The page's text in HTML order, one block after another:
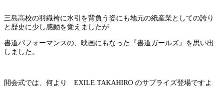
三島高校の羽織袴に水引を背負う姿にも地元の紙産業としての誇り
と歴史に少し感動を覚えましたが
書道パフォーマンスの、映画にもなった『書道ガールズ』を思い出
しました。
開会式では、何より EXILE TAKAHIRO のサプライズ登場ですよ